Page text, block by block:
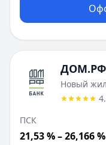
ДОМ.РФ
Новый
ПСК
21,53 % – 26,166 %